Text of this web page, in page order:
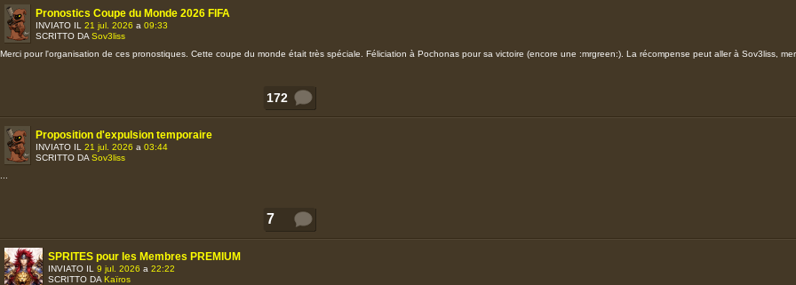
172
Pronostics Coupe du Monde 2026 FIFA
INVIATO IL 21 jul. 2026 a 09:33
SCRITTO DA Sov3liss
Merci pour l'organisation de ces pronostiques. Cette coupe du monde était très spéciale. Féliciation à Pochonas pour sa victoire (encore une :mrgreen:). La récompense peut aller à Sov3liss,
7
Proposition d'expulsion temporaire
INVIATO IL 21 jul. 2026 a 03:44
SCRITTO DA Sov3liss
SPRITES pour les Membres PREMIUM
INVIATO IL 9 jul. 2026 a 22:22
SCRITTO DA Kaïros